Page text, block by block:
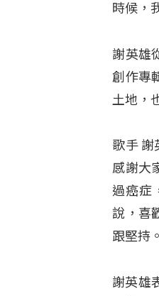
時候，
謝英雄
創作專
土地，
歌手 謝
感謝大
過癌症
說，喜
跟堅持
謝英雄